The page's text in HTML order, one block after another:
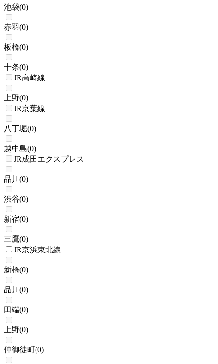
池袋(0)
赤羽(0)
板橋(0)
十条(0)
JR高崎線
上野(0)
JR京葉線
八丁堀(0)
越中島(0)
JR成田エクスプレス
品川 (0)
渋谷(0)
新宿(0)
三鷹(0)
JR京浜東北線
新橋(0)
品川 (0)
田端(0)
上野(0)
仲御徒町(0)